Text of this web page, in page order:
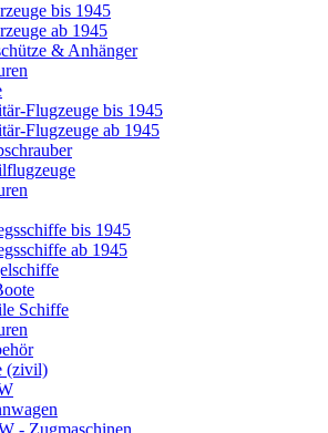
bis 1945
ab 1945
& Anhänger
Flugzeuge bis 1945
Flugzeuge ab 1945
bis 1945
ab 1945
Schiffe
(zivil)
- Zugmaschinen